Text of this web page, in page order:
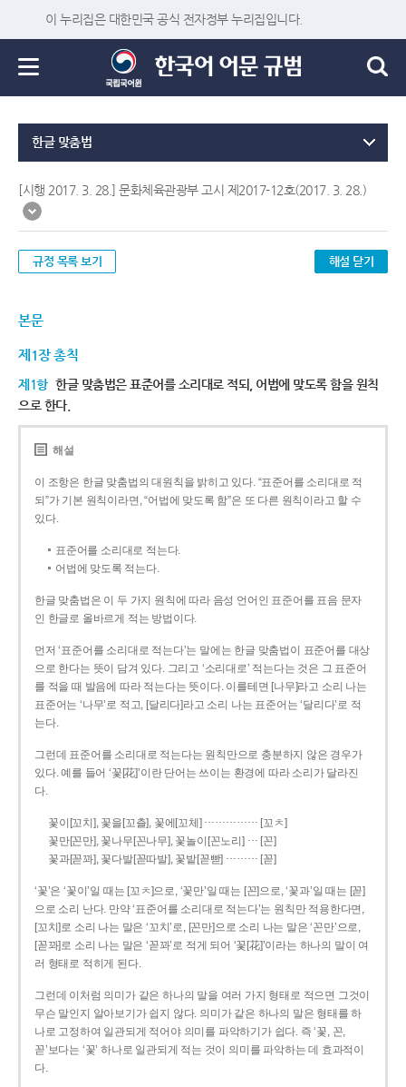
이 누리집은 대한민국 공식 전자정부 누리집입니다.
한글 맞춤법
[시행 2017. 3. 28.] 문화체육관광부 고시 제2017-12호(2017. 3. 28.)
규정 목록 보기 해설 닫기
본문
제1장 총칙
제1항 한글 맞춤법은 표준어를 소리대로 적되, 어법에 맞도록 함을 원칙
으로 한다.
해설
이 조항은 한글 맞춤법의 대원칙을 밝히고 있다. “표준어를 소리대로 적
되”가 기본 원칙이라면, “어법에 맞도록 함”은 또 다른 원칙이라고 할 수
있다.
표준어를 소리대로 적는다.
어법에 맞도록 적는다.
한글 맞춤법은 이 두 가지 원칙에 따라 음성 언어인 표준어를 표음 문자
인 한글로 올바르게 적는 방법이다.
먼저 ‘표준어를 소리대로 적는다’는 말에는 한글 맞춤법이 표준어를 대상
으로 한다는 뜻이 담겨 있다. 그리고 ‘소리대로’ 적는다는 것은 그 표준어
를 적을 때 발음에 따라 적는다는 뜻이다. 이를테면 [나무]라고 소리 나는
표준어는 ‘나무’로 적고, [달리다]라고 소리 나는 표준어는 ‘달리다’로 적
는다.
그런데 표준어를 소리대로 적는다는 원칙만으로 충분하지 않은 경우가
있다. 예를 들어 ‘꽃[花]’이란 단어는 쓰이는 환경에 따라 소리가 달라진
다.
꽃이[꼬치], 꽃을[꼬츨], 꽃에[꼬체] …………… [꼬ㅊ]
꽃만[꼰만], 꽃나무[꼰나무], 꽃놀이[꼰노리] … [꼰]
꽃과[꼳꽈], 꽃다발[꼳따발], 꽃밭[꼳빧] ……… [꼳]
‘꽃’은 ‘꽃이’일 때는 [꼬ㅊ]으로, ‘꽃만’일 때는 [꼰]으로, ‘꽃과’일 때는 [꼳]
으로 소리 난다. 만약 ‘표준어를 소리대로 적는다’는 원칙만 적용한다면,
[꼬치]로 소리 나는 말은 ‘꼬치’로, [꼰만]으로 소리 나는 말은 ‘꼰만’으로,
[꼳꽈]로 소리 나는 말은 ‘꼳꽈’로 적게 되어 ‘꽃[花]’이라는 하나의 말이 여
러 형태로 적히게 된다.
그런데 이처럼 의미가 같은 하나의 말을 여러 가지 형태로 적으면 그것이
무슨 말인지 알아보기가 쉽지 않다. 의미가 같은 하나의 말은 형태를 하
나로 고정하여 일관되게 적어야 의미를 파악하기가 쉽다. 즉 ‘꽃, 꼰,
꼳’보다는 ‘꽃’ 하나로 일관되게 적는 것이 의미를 파악하는 데 효과적이
다.